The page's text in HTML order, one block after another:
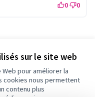
sur le site web
pour améliorer la
cookies nous permettent
contenu plus
0 0